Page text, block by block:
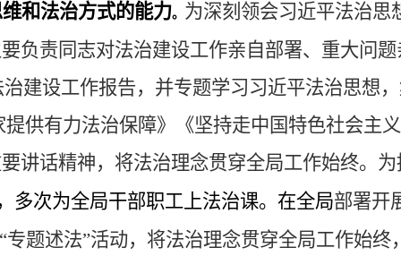
和法治方式的能力。 为深刻领会习近平法治思
负责同志对法治建设工作亲自部署、重大问
建设工作报告，并专题学习习近平法治思想
供有力法治保障》《坚持走中国特色社会主
讲话精神， 将法治理念贯穿全局工作始终。
多次为全局干部职工上法治课。在全局部署开
“专题述法”活动， 将法治理念贯穿全局工作始终